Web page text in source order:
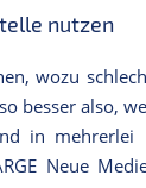
nutzen
wozu
besser also,
in
Neue